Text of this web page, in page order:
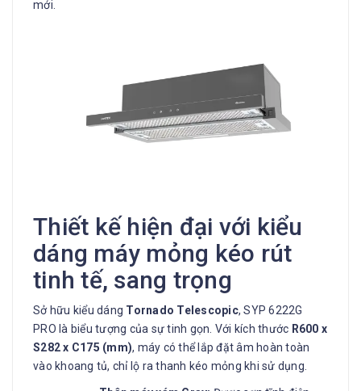
mới.
Thiết kế hiện đại với kiểu
dáng máy mỏng kéo rút
tinh tế, sang trọng
Sở hữu kiểu dáng Tornado Telescopic, SYP 6222G
PRO là biểu tượng của sự tinh gọn. Với kích thước R600 x
S282 x C175 (mm), máy có thể lắp đặt âm hoàn toàn
vào khoang tủ, chỉ lộ ra thanh kéo mỏng khi sử dụng.